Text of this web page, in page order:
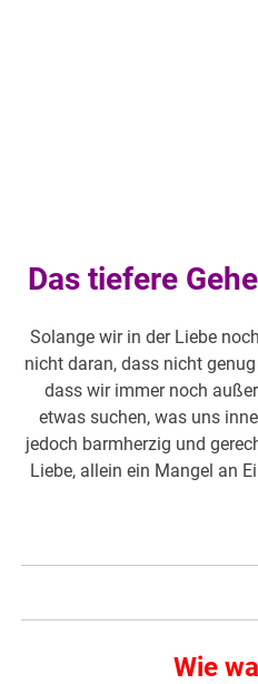
Das tiefere
Solange wir in der Liebe
nicht daran, dass nicht
dass wir immer noch
etwas suchen, was uns
jedoch barmherzig und
Liebe, allein ein Mangel an
Wie